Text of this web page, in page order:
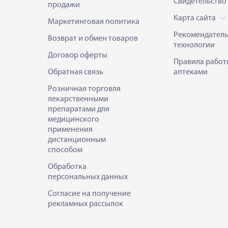
продажи
Маркетинговая политика
Возврат и обмен товаров
Договор оферты
Обратная связь
Розничная торговля
лекарственными
препаратами для
медицинского
применения
дистанционным
способом
Обработка
персональных данных
Согласие на получение
рекламных рассылок
Карта сайта
технологии
Правила
аптеками